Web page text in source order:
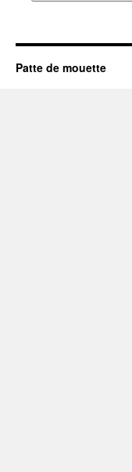
Patte de mouette